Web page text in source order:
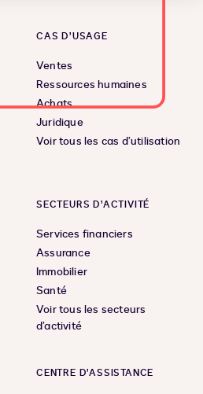
CAS D’USAGE
Ventes
Ressources humaines
Achats
Juridique
Voir tous les cas d’utilisation
SECTEURS D’ACTIVITÉ
Services financiers
Assurance
Immobilier
Santé
Voir tous les secteurs
d’activité
CENTRE D’ASSISTANCE